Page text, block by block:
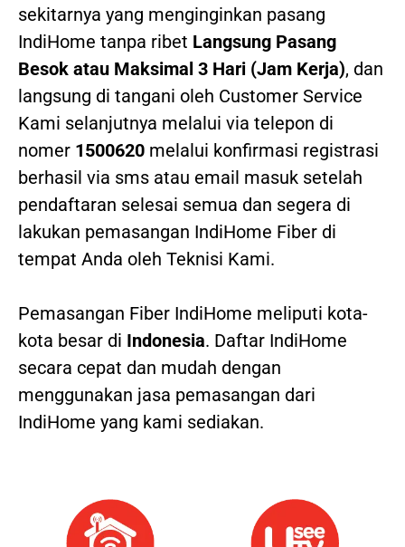
sekitarnya yang menginginkan pasang
IndiHome tanpa ribet Langsung Pasang
Besok atau Maksimal 3 Hari (Jam Kerja), dan
langsung di tangani oleh Customer Service
Kami selanjutnya melalui via telepon di
nomer 1500620 melalui konfirmasi registrasi
berhasil via sms atau email masuk setelah
pendaftaran selesai semua dan segera di
lakukan pemasangan IndiHome Fiber di
tempat Anda oleh Teknisi Kami.
Pemasangan Fiber IndiHome meliputi kota-
kota besar di Indonesia. Daftar IndiHome
secara cepat dan mudah dengan
menggunakan jasa pemasangan dari
IndiHome yang kami sediakan.